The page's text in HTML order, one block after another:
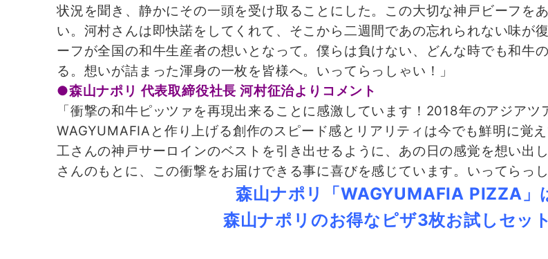
状況を聞き、静かにその一頭を受け取ることにした。この大切な神戸ビーフを
い。河村さんは即快諾をしてくれて、そこから二週間であの忘れられない味が
ーフが全国の和牛生産者の想いとなって。僕らは負けない、どんな時でも和牛
る。想いが詰まった渾身の一枚を皆様へ。いってらっしゃい！」
●森山ナポリ 代表取締役社長 河村征治よりコメント
「衝撃の和牛ピッツァを再現出来ることに感激しています！2018年のアジアツ
WAGYUMAFIAと作り上げる創作のスピード感とリアリティは今でも鮮明に覚
工さんの神戸サーロインのベストを引き出せるように、あの日の感覚を想い出
さんのもとに、この衝撃をお届けできる事に喜びを感じています。いってらっし
森山ナポリ「WAGYUMAFIA PIZZA」
森山ナポリのお得なピザ3枚お試しセッ